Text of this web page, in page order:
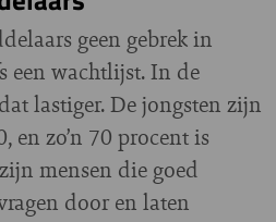
geen gebrek in
een wachtlijst. In de
lastiger. De jongsten zijn
en zo’n 70 procent is
mensen die goed
door en laten